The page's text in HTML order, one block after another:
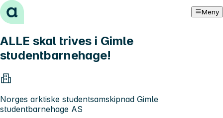
Hopp til innhold Meny
ALLE skal trives i Gimle
studentbarnehage!
Norges arktiske studentsamskipnad Gimle
studentbarnehage AS